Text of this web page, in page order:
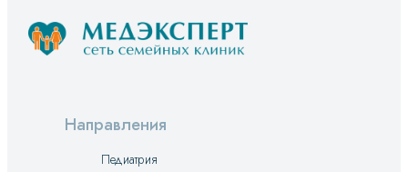
Направления
Педиатрия